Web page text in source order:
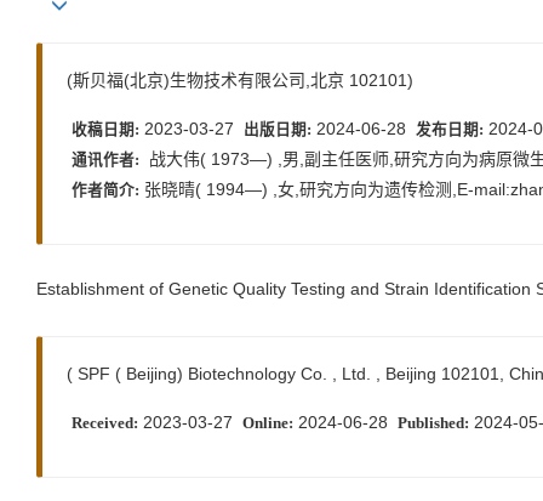
(斯贝福(北京)生物技术有限公司,北京 102101)
收稿日期: 2023-03-27 出版日期: 2024-06-28 发布日期: 2024-
通讯作者: 战大伟( 1973—) ,男,副主任医师,研究方向为病原微
作者简介: 张晓晴( 1994—) ,女,研究方向为遗传检测,E-
Establishment of Genetic Quality Testing and Strain Identification
( SPF ( Beijing) Biotechnology Co. , Ltd. , Beijing 102101,
Received: 2023-03-27 Online: 2024-06-28 Published: 2024-